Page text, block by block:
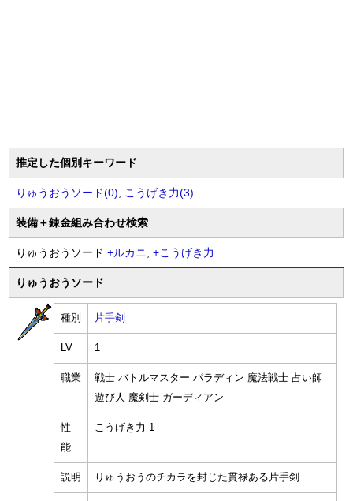
推定した個別キーワード
りゅうおうソード(0), こうげき力(3)
装備＋錬金組み合わせ検索
りゅうおうソード +ルカニ, +こうげき力
りゅうおうソード
種別 片手剣
LV 1
職業
戦士 バトルマスター パラディン 魔法戦士 占い師
遊び人 魔剣士 ガーディアン
性
能
こうげき力 1
説明 りゅうおうのチカラを封じた貫禄ある片手剣